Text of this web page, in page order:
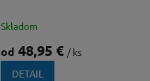
Skladom
od 48,95 € / ks
DETAIL